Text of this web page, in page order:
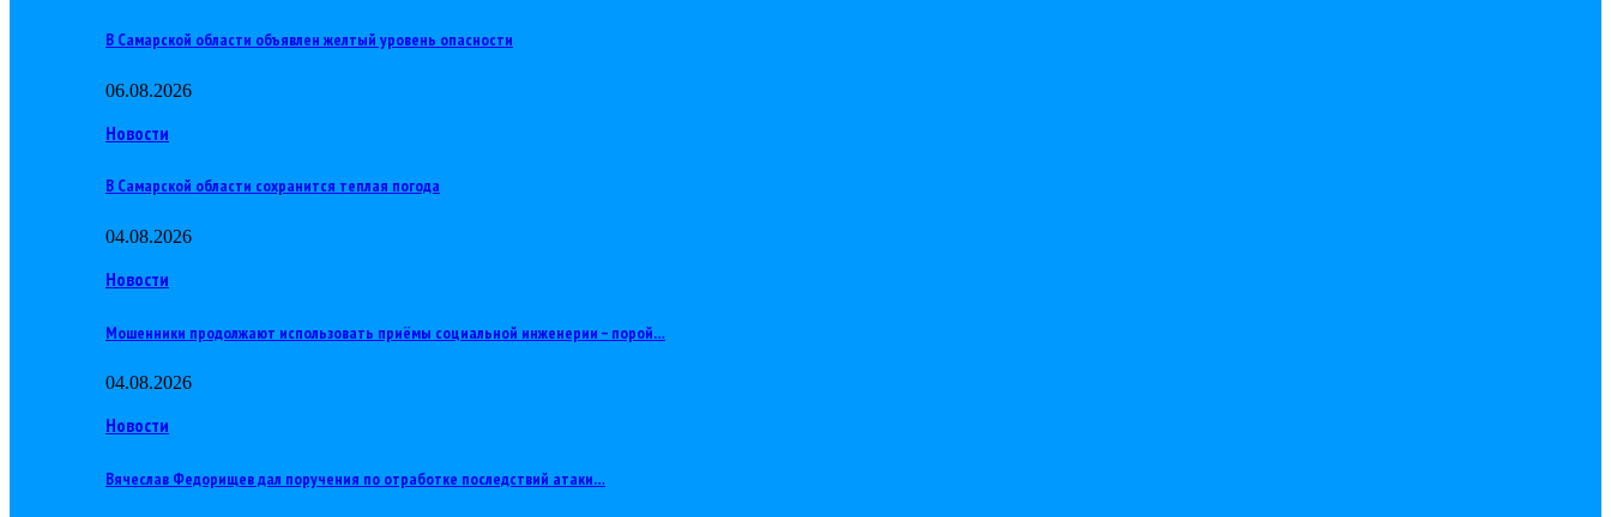
В Самарской области объявлен желтый уровень опасности
06.08.2026
Новости
В Самарской области сохранится теплая погода
04.08.2026
Новости
Мошенники продолжают использовать приёмы социальной инженерии – порой…
04.08.2026
Новости
Вячеслав Федорищев дал поручения по отработке последствий атаки…